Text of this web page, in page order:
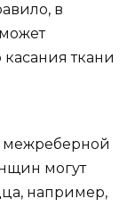
в
касания ткани
межреберной
могут
например,